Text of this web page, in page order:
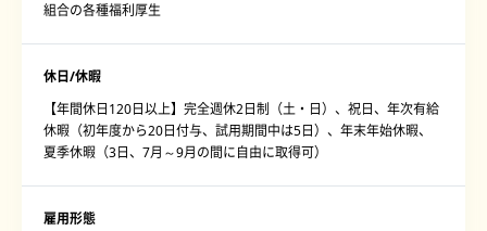
組合の各種福利厚生
休日/休暇
【年間休日120日以上】完全週休2日制（土・日）、祝日、年次有給
休暇（初年度から20日付与、試用期間中は5日）、年末年始休暇、
夏季休暇（3日、7月～9月の間に自由に取得可）
雇用形態